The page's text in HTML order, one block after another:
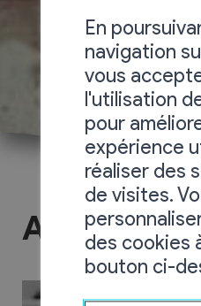
Au Fil des
En
navigation
vous
l'utilisation
pour
expérience
réaliser des
de visites.
des cookies
bouton ci-